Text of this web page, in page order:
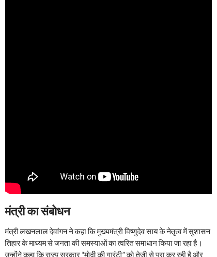
मंत्री का संबोधन
मंत्री लखनलाल देवांगन ने कहा कि मुख्यमंत्री विष्णुदेव साय के नेतृत्व में सुशासन
तिहार के माध्यम से जनता की समस्याओं का त्वरित समाधान किया जा रहा है।
उन्होंने कहा कि राज्य सरकार “मोदी की गारंटी” को तेजी से पूरा कर रही है और